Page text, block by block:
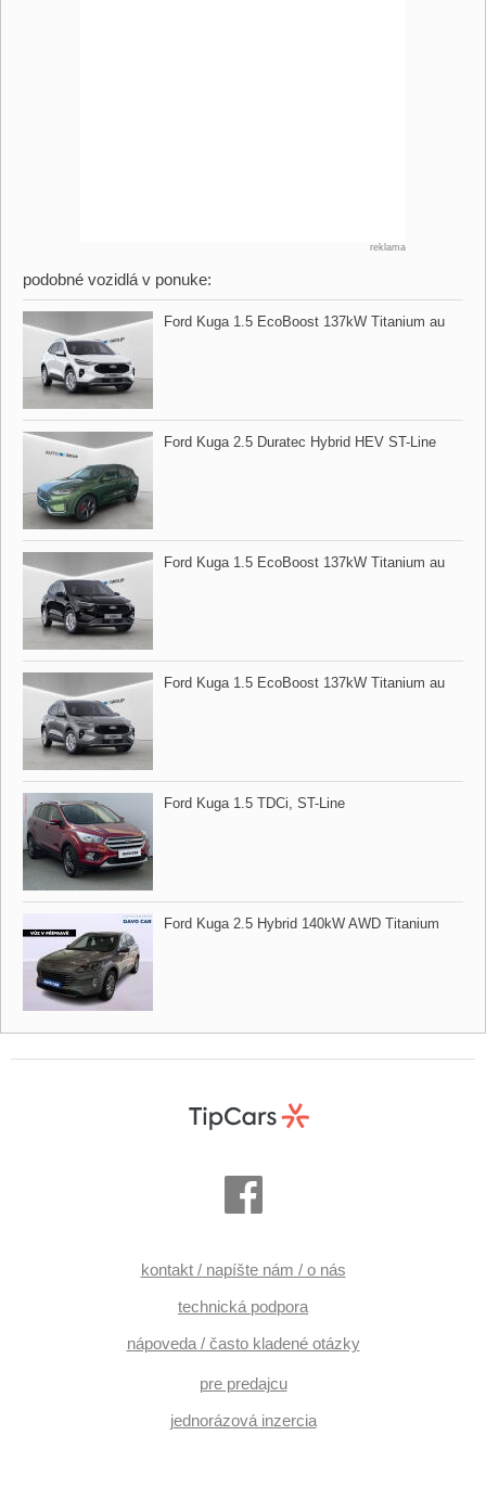
reklama
podobné vozidlá v ponuke:
Ford Kuga 1.5 EcoBoost 137kW Titanium au
Ford Kuga 2.5 Duratec Hybrid HEV ST​-Line
Ford Kuga 1.5 EcoBoost 137kW Titanium au
Ford Kuga 1.5 EcoBoost 137kW Titanium au
Ford Kuga 1.5 TDCi,​ ST​-Line
Ford Kuga 2.5 Hybrid 140kW AWD Titanium
kontakt / napíšte nám / o nás
technická podpora
nápoveda / často kladené otázky
pre predajcu
jednorázová inzercia